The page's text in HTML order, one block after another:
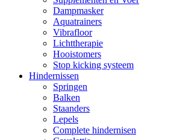
Dampmasker
Aquatrainers
Vibrafloor
Lichttherapie
Hooistomers
Stop kicking systeem
Hindernissen
Springen
Balken
Staanders
Lepels
Complete hindernisen